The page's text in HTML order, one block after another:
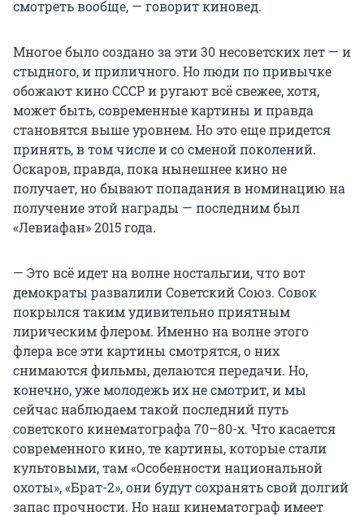
смотреть вообще, — говорит киновед.
Многое было создано за эти 30 несоветских лет — и
стыдного, и приличного. Но люди по привычке
обожают кино СССР и ругают всё свежее, хотя,
может быть, современные картины и правда
становятся выше уровнем. Но это еще придется
принять, в том числе и со сменой поколений.
Оскаров, правда, пока нынешнее кино не
получает, но бывают попадания в номинацию на
получение этой награды — последним был
«Левиафан» 2015 года.
— Это всё идет на волне ностальгии, что вот
демократы развалили Советский Союз. Совок
покрылся таким удивительно приятным
лирическим флером. Именно на волне этого
флера все эти картины смотрятся, о них
снимаются фильмы, делаются передачи. Но,
конечно, уже молодежь их не смотрит, и мы
сейчас наблюдаем такой последний путь
советского кинематографа 70–80-х. Что касается
современного кино, те картины, которые стали
культовыми, там «Особенности национальной
охоты», «Брат-2», они будут сохранять свой долгий
запас прочности. Но наш кинематограф имеет